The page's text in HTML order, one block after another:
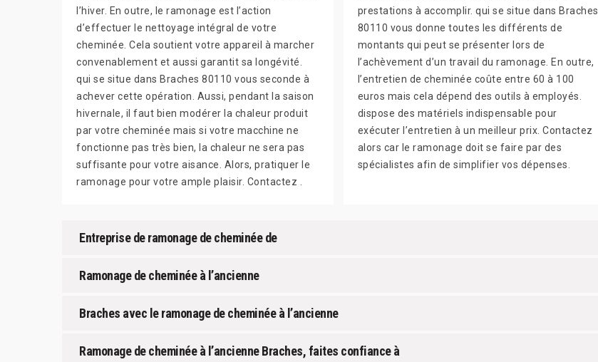
l’hiver. En outre, le ramonage est l’action
d’effectuer le nettoyage intégral de votre
cheminée. Cela soutient votre appareil à marcher
convenablement et aussi garantit sa longévité.
qui se situe dans Braches 80110 vous seconde à
achever cette opération. Aussi, pendant la saison
hivernale, il faut bien modérer la chaleur produit
par votre cheminée mais si votre macchine ne
fonctionne pas très bien, la chaleur ne sera pas
suffisante pour votre aisance. Alors, pratiquer le
ramonage pour votre ample plaisir. Contactez .
prestations à accomplir. qui se situe dans Braches
80110 vous donne toutes les différents de
montants qui peut se présenter lors de
l’achèvement d’un travail du ramonage. En outre,
l’entretien de cheminée coûte entre 60 à 100
euros mais cela dépend des outils à employés.
dispose des matériels indispensable pour
exécuter l’entretien à un meilleur prix. Contactez
alors car le ramonage doit se faire par des
spécialistes afin de simplifier vos dépenses.
Entreprise de ramonage de cheminée de
Ramonage de cheminée à l’ancienne
Braches avec le ramonage de cheminée à l’ancienne
Ramonage de cheminée à l’ancienne Braches, faites confiance à